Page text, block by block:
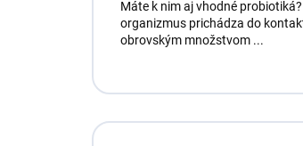
Máte k nim aj vhodné
organizmus prichádza do
obrovským množstvom ...